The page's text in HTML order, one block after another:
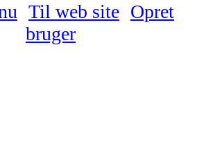
Til web site Opret
bruger